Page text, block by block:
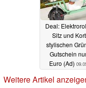
Deal:
Sitz und
stylischen
Gutschein
Euro (Ad)
Weitere Artikel